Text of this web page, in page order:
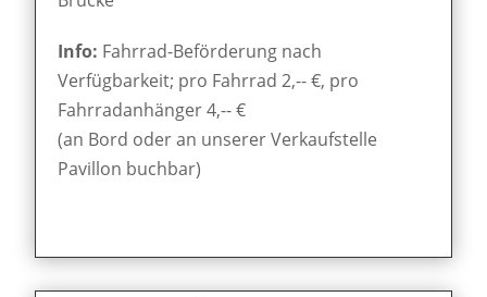
Info: Fahrrad-Beförderung nach
Verfügbarkeit; pro Fahrrad 2,-- €, pro
Fahrradanhänger 4,-- €
(an Bord oder an unserer Verkaufstelle
Pavillon buchbar)